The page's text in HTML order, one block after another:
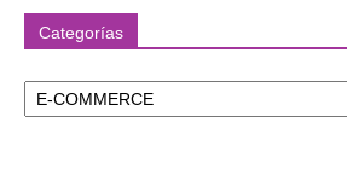
Categorías
Categorías